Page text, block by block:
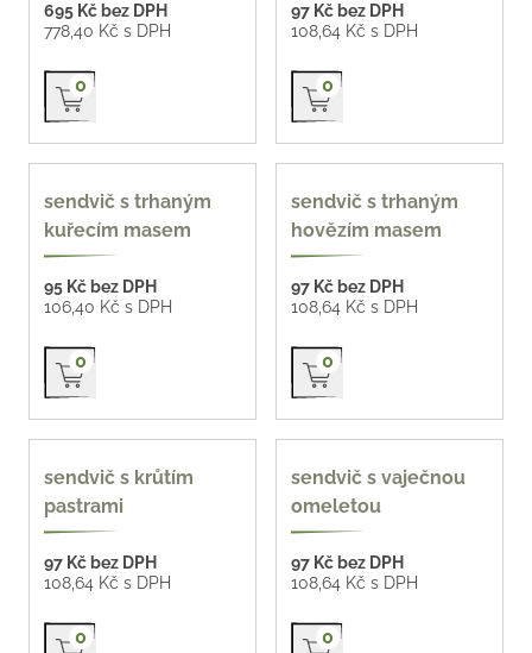
695 Kč bez DPH
778,40 Kč s DPH
Přidat do košíku
0
97 Kč bez DPH
108,64 Kč s DPH
Přidat do košíku
0
160 g
sendvič s trhaným
kuřecím masem
95 Kč bez DPH
106,40 Kč s DPH
Přidat do košíku
0
160 g
sendvič s trhaným
hovězím masem
97 Kč bez DPH
108,64 Kč s DPH
Přidat do košíku
0
140 g
sendvič s krůtím
pastrami
97 Kč bez DPH
108,64 Kč s DPH
Přidat do košíku
0
170 g
sendvič s vaječnou
omeletou
97 Kč bez DPH
108,64 Kč s DPH
Přidat do košíku
0